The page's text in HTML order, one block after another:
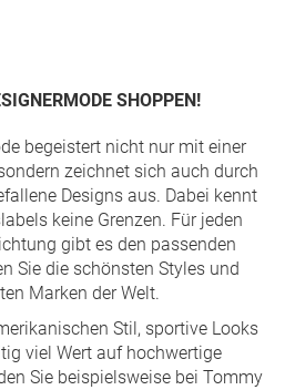
SHOPPEN!
begeistert nicht nur mit einer
zeichnet sich auch durch
Designs aus. Dabei kennt
keine Grenzen. Für jeden
gibt es den passenden
Sie die schönsten Styles und
Marken der Welt.
Stil, sportive Looks
viel Wert auf hochwertige
Sie beispielsweise bei Tommy